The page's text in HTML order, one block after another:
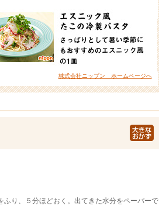
株式会社ニップン ホームページへ
ふり、５分ほどおく。出てきた水分をペーパーで